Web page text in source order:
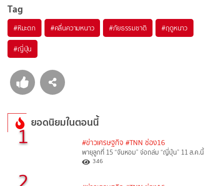
Tag
#หิมะตก #คลื่นความหนาว #ภัยธรรมชาติ #ฤดูหนาว
#ญี่ปุ่น
ยอดนิยมในตอนนี้
1 #ข่าวเศรษฐกิจ #TNN ช่อง16
พายุลูกที่ 15 “จันหอม” จ่อถล่ม “ญี่ปุ่น” 11 ส.ค.นี้
346